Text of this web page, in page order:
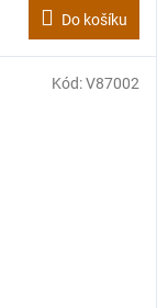
Do košíku
Kód:V87002